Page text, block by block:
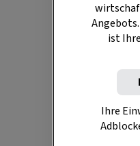
Wenn
Gut zu
im
Sie nicht
ist
Ihre